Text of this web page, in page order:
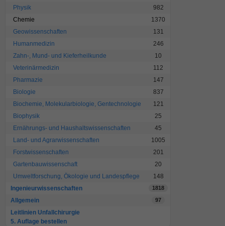
Physik
982
Chemie
1370
Geowissenschaften
131
Humanmedizin
246
Zahn-, Mund- und Kieferheilkunde
10
Veterinärmedizin
112
Pharmazie
147
Biologie
837
Biochemie, Molekularbiologie, Gentechnologie
121
Biophysik
25
Ernährungs- und Haushaltswissenschaften
45
Land- und Agrarwissenschaften
1005
Forstwissenschaften
201
Gartenbauwissenschaft
20
Umweltforschung, Ökologie und Landespflege
148
Ingenieurwissenschaften
1818
Allgemein 97
Leitlinien Unfallchirurgie
5. Auflage bestellen